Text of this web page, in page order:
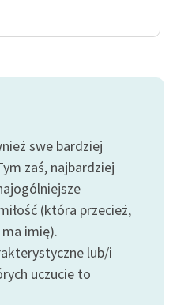
swe bardziej
zaś, najbardziej
(która przecież,
imię).
lub/i
uczucie to